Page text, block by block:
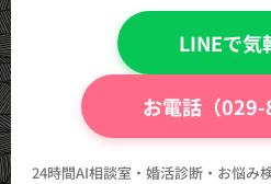
💬 LINEで
📞 お電話（
24時間AI相談室・婚活診断・お悩み